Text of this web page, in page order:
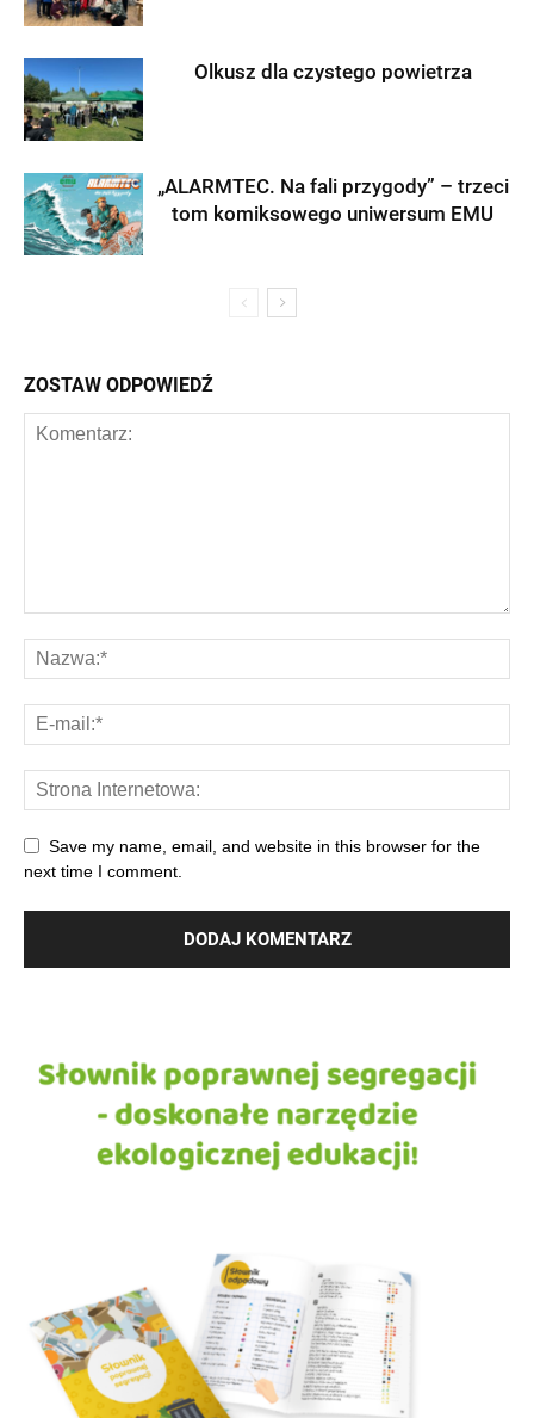
Olkusz dla czystego powietrza
„ALARMTEC. Na fali przygody” – trzeci
tom komiksowego uniwersum EMU
ZOSTAW ODPOWIEDŹ
Save my name, email, and website in this browser for the
next time I comment.